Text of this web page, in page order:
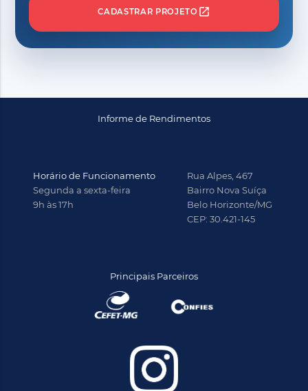
CADASTRAR PROJETO open_in_new
Informe de Rendimentos
Horário de Funcionamento
Segunda a sexta-feira
9h às 17h
Rua Alpes, 467
Bairro Nova Suíça
Belo Horizonte/MG
CEP: 30.421-145
Principais Parceiros